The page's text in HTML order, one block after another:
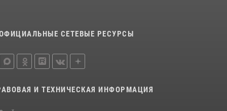
СЕТЕВЫЕ РЕСУРСЫ
И ТЕХНИЧЕСКАЯ ИНФОРМАЦИЯ